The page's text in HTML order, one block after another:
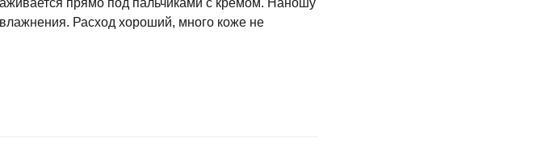
прямо под пальчиками с кремом. Наношу
Расход хороший, много коже не